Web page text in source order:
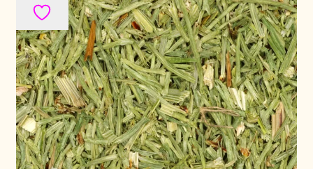
Bio-Zertifikate
Biologische certificaten
Boletín informativo
Certificados ecológicos.